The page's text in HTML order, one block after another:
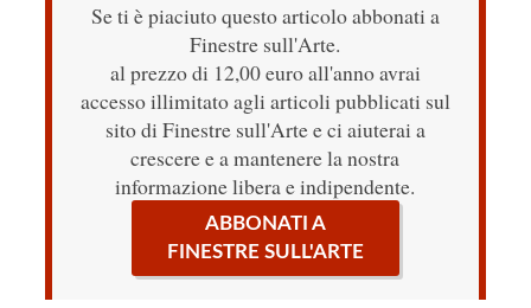
Se ti è piaciuto questo articolo abbonati a
Finestre sull'Arte.
al prezzo di 12,00 euro all'anno avrai
accesso illimitato agli articoli pubblicati sul
sito di Finestre sull'Arte e ci aiuterai a
crescere e a mantenere la nostra
informazione libera e indipendente.
ABBONATI A
FINESTRE SULL'ARTE